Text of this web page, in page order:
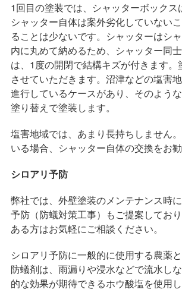
1回目の塗装では、シャッターボックス
シャッター自体は案外劣化していない
ることは少ないです。シャッターはシ
内に丸めて納めるため、シャッター同
は、1度の開閉で結構キズが付きます。
させていただきます。沼津などの塩害
進行しているケースがあり、そのよう
塗り替えで塗装します。
塩害地域では、あまり長持ちしません
いる場合、シャッター自体の交換をお勧
シロアリ予防
弊社では、外壁塗装のメンテナンス時
予防（防蟻対策工事）もご提案してお
ある方はお気軽にご相談ください。
シロアリ予防に一般的に使用する農薬
防蟻剤は、雨漏りや浸水などで流水し
的な効果が期待できるホウ酸塩を使用し